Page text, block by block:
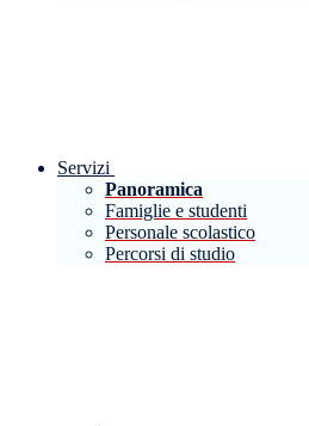
Servizi
Panoramica
Famiglie e studenti
Personale scolastico
Percorsi di studio